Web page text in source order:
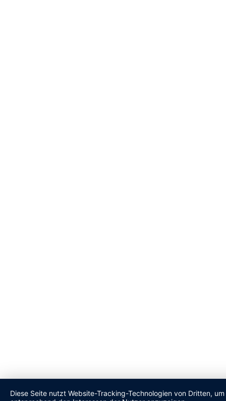
Diese Seite nutzt Website-Tracking-Technologien von Dritten,